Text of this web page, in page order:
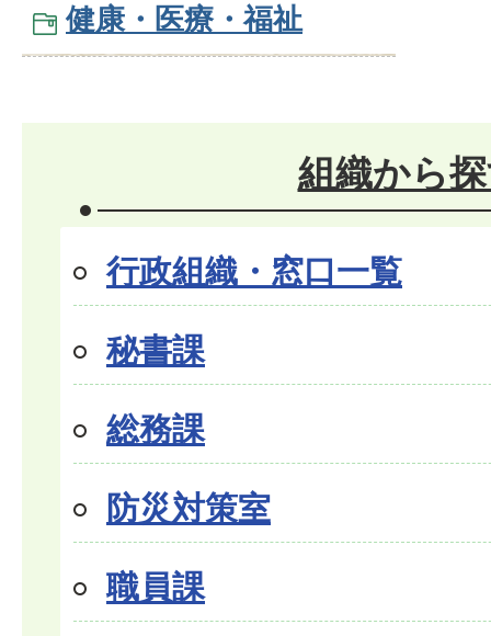
健康・医療・福祉
組織から
行政組織・窓口一覧
秘書課
総務課
防災対策室
職員課